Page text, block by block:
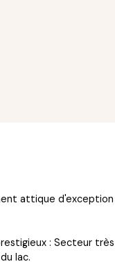
attique d'exception
: Secteur
lac.